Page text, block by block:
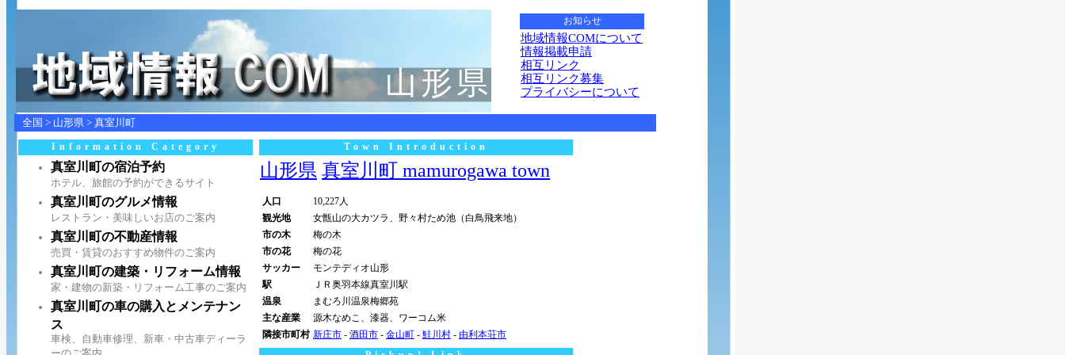
山形県
お知らせ
地域情報COMについて
情報掲載申請
相互リンク
相互リンク募集
プライバシーについて
全国 > 山形県 > 真室川町
Information Category
真室川町の宿泊予約
ホテル、旅館の予約ができるサイト
真室川町のグルメ情報
レストラン・美味しいお店のご案内
真室川町の不動産情報
売買・賃貸のおすすめ物件のご案内
真室川町の建築・リフォーム情報
家・建物の新築・リフォーム工事のご案内
真室川町の車の購入とメンテナン
ス
車検、自動車修理、新車・中古車ディーラ
Town Introduction
山形県 真室川町 mamurogawa town
人口
10,227人
観光地
女甑山の大カツラ、野々村ため池（白鳥飛来地）
市の木
梅の木
市の花
梅の花
サッカー
モンテディオ山形
駅
ＪＲ奥羽本線真室川駅
温泉
まむろ川温泉梅郷苑
主な産業
源木なめこ、漆器、ワーコム米
隣接市町村 新庄市 - 酒田市 - 金山町 - 鮭川村 - 由利本荘市